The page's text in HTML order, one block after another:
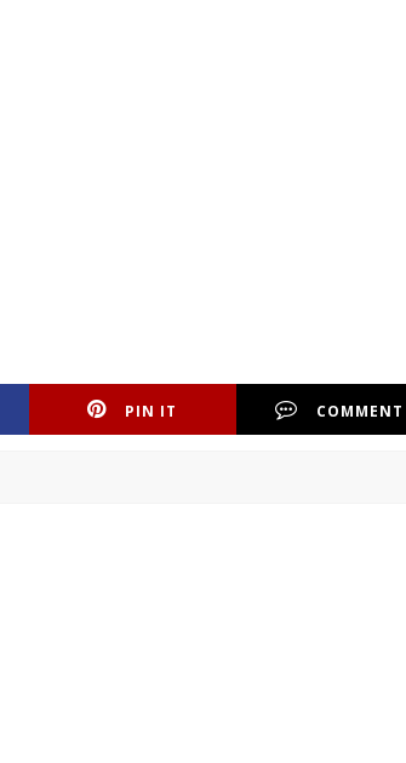
PIN IT COMMENT